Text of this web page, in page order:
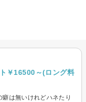
￥16500～(ロング料
は無いけれどハネたり